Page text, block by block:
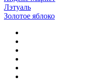
Лэтуаль
Золотое яблоко